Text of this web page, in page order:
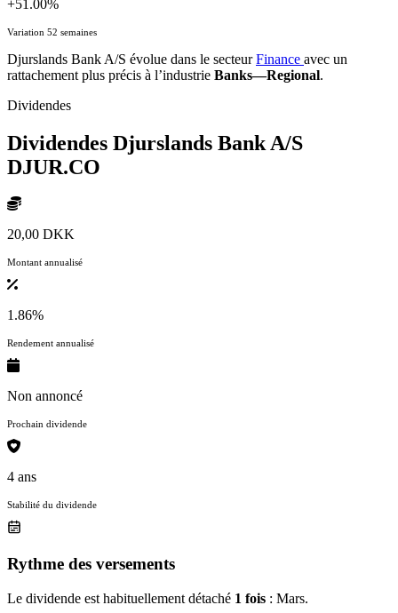
+51.00%
Variation 52 semaines
Djurslands Bank A/S évolue dans le secteurFinance avec un
rattachement plus précis à l’industrie Banks—Regional.
Dividendes
Dividendes Djurslands Bank A/S
DJUR.CO
20,00 DKK
Montant annualisé
1.86%
Rendement annualisé
Non annoncé
Prochain dividende
4 ans
Stabilité du dividende
Rythme des versements
Le dividende est habituellement détaché 1 fois : Mars.